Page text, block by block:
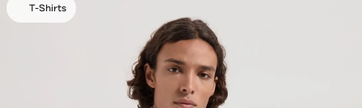
T-Shirts